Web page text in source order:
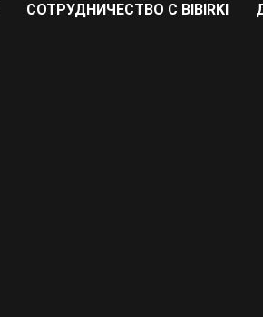
CОТРУДНИЧЕСТВО С BIBIRKI